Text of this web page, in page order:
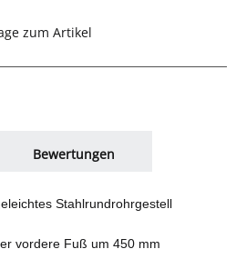
zum Artikel
Bewertungen
Stahlrundrohrgestell
vordere Fuß um 450 mm